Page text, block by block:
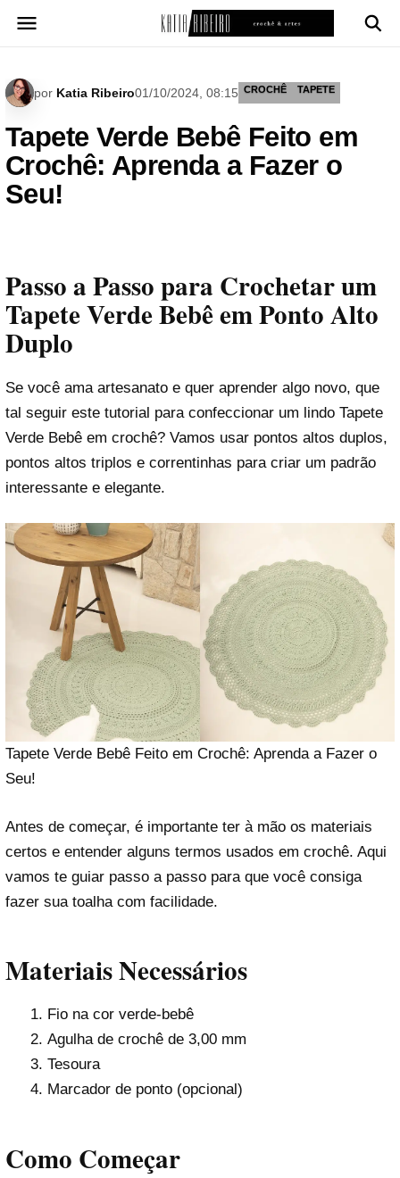
para
por Katia Ribeiro01/10/2024, 08:15 CROCHÊ TAPETE
Tapete Verde Bebê Feito em
Crochê: Aprenda a Fazer o
Seu!
Passo a Passo para Crochetar um
Tapete Verde Bebê em Ponto Alto
Duplo
Se você ama artesanato e quer aprender algo novo, que
tal seguir este tutorial para confeccionar um lindo Tapete
Verde Bebê em crochê? Vamos usar pontos altos duplos,
pontos altos triplos e correntinhas para criar um padrão
interessante e elegante.
Tapete Verde Bebê Feito em Crochê: Aprenda a Fazer o
Seu!
Antes de começar, é importante ter à mão os materiais
certos e entender alguns termos usados em crochê. Aqui
vamos te guiar passo a passo para que você consiga
fazer sua toalha com facilidade.
Materiais Necessários
Fio na cor verde-bebê
Agulha de crochê de 3,00 mm
Tesoura
Marcador de ponto (opcional)
Como Começar